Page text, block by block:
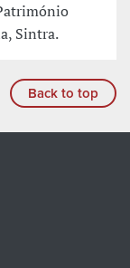
Sintra.
Back to top